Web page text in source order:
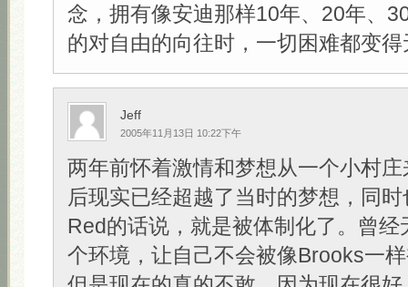
念，拥有像安迪那样10年、20年、
的对自由的向往时，一切困难都变
Jeff
2005年11月13日 10:22下午
两年前怀着激情和梦想从一个小村
后现实已经超越了当时的梦想，同
Red的话说，就是被体制化了。曾经
个环境，让自己不会被像Brooks一